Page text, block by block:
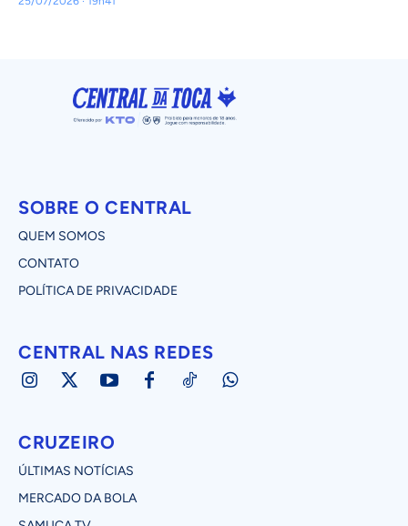
SOBRE O CENTRAL
QUEM SOMOS
CONTATO
POLÍTICA DE PRIVACIDADE
CENTRAL NAS REDES
CRUZEIRO
ÚLTIMAS NOTÍCIAS
MERCADO DA BOLA